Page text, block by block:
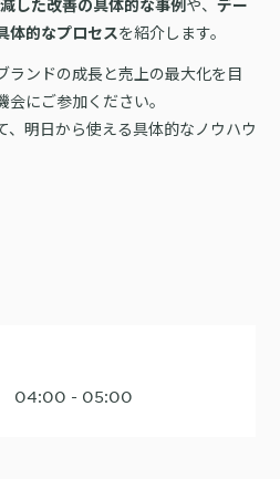
カスタマージャーニー設計
サイト管理・改善
A/Bテスト
LPO
の裏側
トで即時解決。問い合わせ電話の対応
した改善の具体的な事例 や、 デー
体的なプロセスを紹介します。
ランドの成長と売上の最大化を目
にご参加ください。
、明日から使える具体的なノウハウ
) 04:00 - 05:00